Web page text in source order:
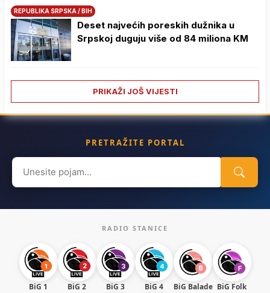
REPUBLIKA SRPSKA / BIH
Deset najvećih poreskih dužnika u
Srpskoj duguju više od 84 miliona KM
PRIKAŽI JOŠ VIJESTI
PRETRAŽITE PORTAL
Search
for:
RADIO STANICE
BiG 1 BiG 2 BiG 3 BiG 4 BiG Balade BiG Folk